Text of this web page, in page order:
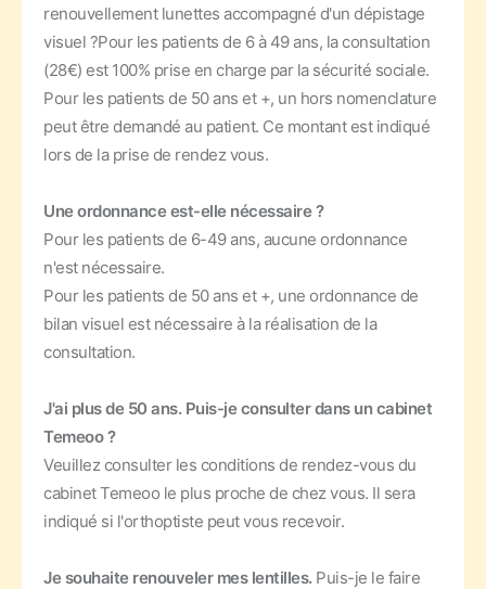
renouvellement lunettes accompagné d'un dépistage
visuel ?Pour les patients de 6 à 49 ans, la consultation
(28€) est 100% prise en charge par la sécurité sociale.
Pour les patients de 50 ans et +, un hors nomenclature
peut être demandé au patient. Ce montant est indiqué
lors de la prise de rendez vous.
Une ordonnance est-elle nécessaire ?
Pour les patients de 6-49 ans, aucune ordonnance
n'est nécessaire.
Pour les patients de 50 ans et +, une ordonnance de
bilan visuel est nécessaire à la réalisation de la
consultation.
J'ai plus de 50 ans. Puis-je consulter dans un cabinet
Temeoo ?
Veuillez consulter les conditions de rendez-vous du
cabinet Temeoo le plus proche de chez vous. Il sera
indiqué si l'orthoptiste peut vous recevoir.
Je souhaite renouveler mes lentilles. Puis-je le faire